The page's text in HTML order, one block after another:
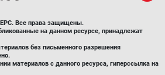
Все права защищены.
на данном ресурсе, принадлежат
без письменного разрешения
материалов с данного ресурса, гиперссылка на